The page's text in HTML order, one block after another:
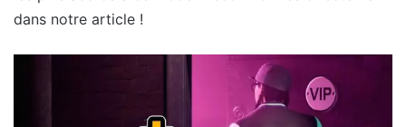
dans notre article !